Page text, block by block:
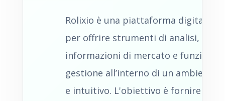
Rolixio è una piattaforma digitale
per offrire strumenti di analisi,
informazioni di mercato e
gestione all’interno di un ambiente
e intuitivo. L'obiettivo è fornire agli